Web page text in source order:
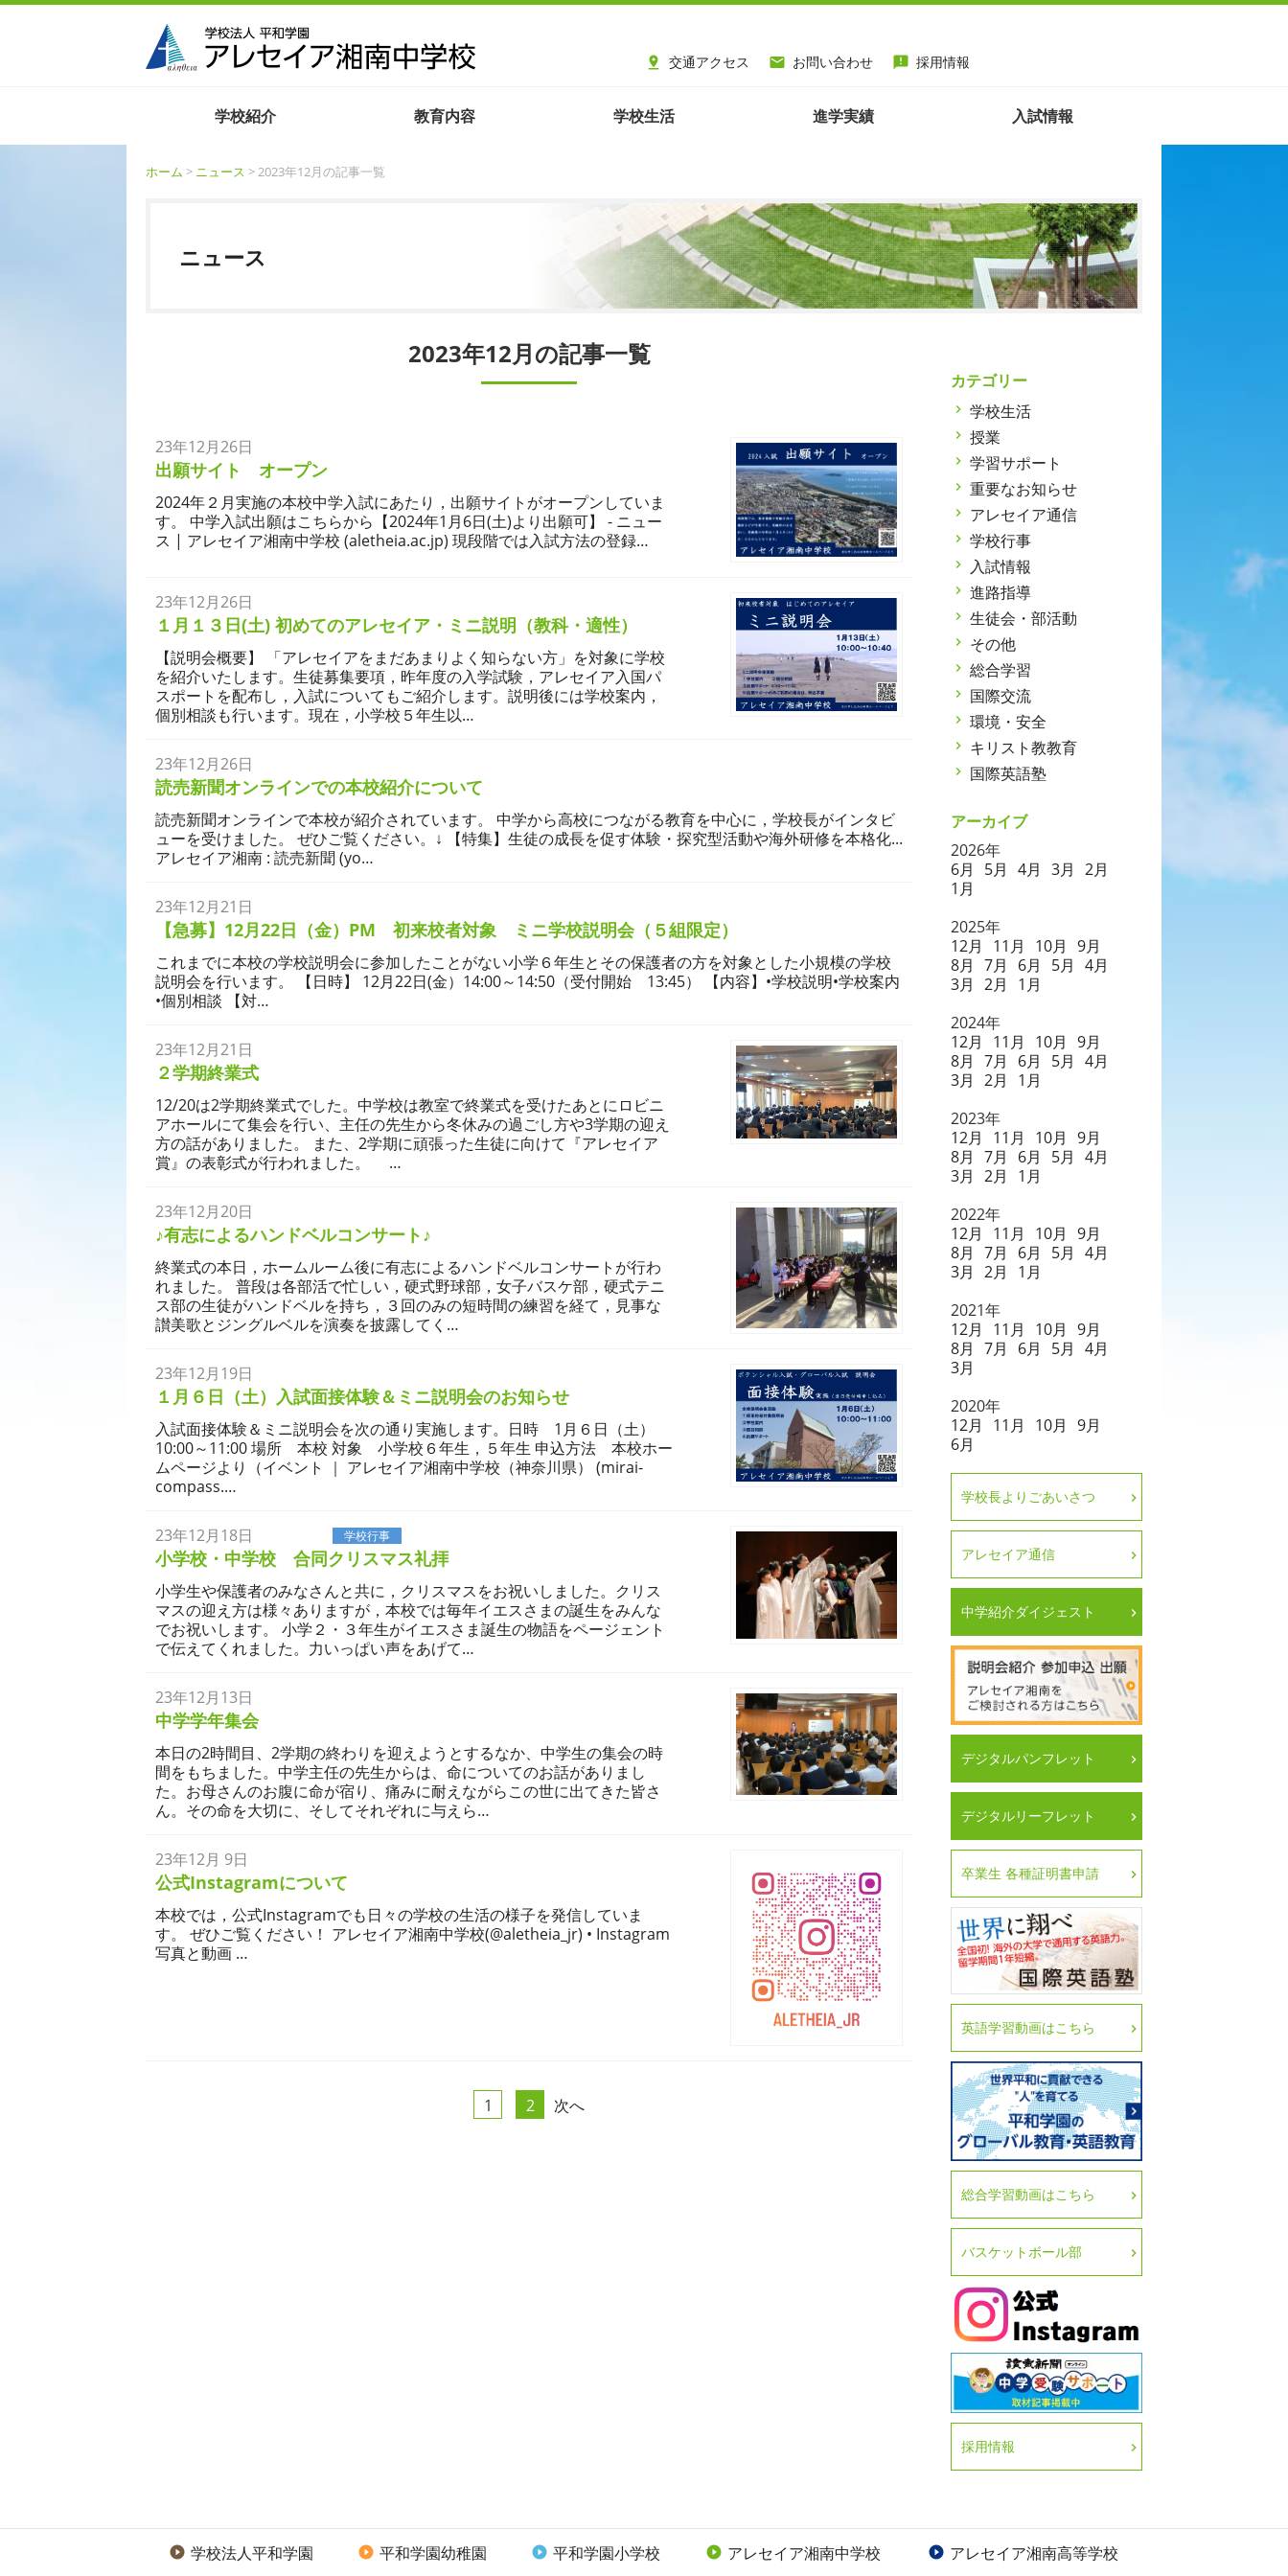
 交通アクセス  お問い合わせ announcement 採用情報
学校紹介 教育内容 学校生活 進学実績 入試情報
ホーム > ニュース > 2023年12月の記事一覧
ニュース
2023年12月の記事一覧
23年12月26日
出願サイト オープン
2024年２月実施の本校中学入試にあたり，出願サイトがオープンしていま
す。 中学入試出願はこちらから【2024年1月6日(土)より出願可】 - ニュー
ス | アレセイア湘南中学校 (aletheia.ac.jp) 現段階では入試方法の登録…
23年12月26日
１月１３日(土) 初めてのアレセイア・ミニ説明（教科・適性）
【説明会概要】 「アレセイアをまだあまりよく知らない方」を対象に学校
を紹介いたします。生徒募集要項，昨年度の入学試験，アレセイア入国パ
スポートを配布し，入試についてもご紹介します。説明後には学校案内，
個別相談も行います。現在，小学校５年生以…
23年12月26日
読売新聞オンラインでの本校紹介について
読売新聞オンラインで本校が紹介されています。 中学から高校につながる教育を中心に，学校長がインタビ
ューを受けました。 ぜひご覧ください。↓ 【特集】生徒の成長を促す体験・探究型活動や海外研修を本格化...
アレセイア湘南 : 読売新聞 (yo…
23年12月21日
【急募】12月22日（金）PM 初来校者対象 ミニ学校説明会（５組限定）
これまでに本校の学校説明会に参加したことがない小学６年生とその保護者の方を対象とした小規模の学校
説明会を行います。 【日時】 12月22日(金）14:00～14:50（受付開始 13:45） 【内容】•学校説明•学校案内
•個別相談 【対…
23年12月21日
２学期終業式
12/20は2学期終業式でした。中学校は教室で終業式を受けたあとにロビニ
アホールにて集会を行い、主任の先生から冬休みの過ごし方や3学期の迎え
方の話がありました。 また、2学期に頑張った生徒に向けて『アレセイア
賞』の表彰式が行われました。 …
23年12月20日
♪有志によるハンドベルコンサート♪
終業式の本日，ホームルーム後に有志によるハンドベルコンサートが行わ
れました。 普段は各部活で忙しい，硬式野球部，女子バスケ部，硬式テニ
ス部の生徒がハンドベルを持ち，３回のみの短時間の練習を経て，見事な
讃美歌とジングルベルを演奏を披露してく…
23年12月19日
１月６日（土）入試面接体験＆ミニ説明会のお知らせ
入試面接体験＆ミニ説明会を次の通り実施します。日時 1月６日（土）
10:00～11:00 場所 本校 対象 小学校６年生，５年生 申込方法 本校ホー
ムページより（イベント ｜ アレセイア湘南中学校（神奈川県） (mirai-
compass.…
23年12月18日 学校行事
小学校・中学校 合同クリスマス礼拝
小学生や保護者のみなさんと共に，クリスマスをお祝いしました。クリス
マスの迎え方は様々ありますが，本校では毎年イエスさまの誕生をみんな
でお祝いします。 小学２・３年生がイエスさま誕生の物語をページェント
で伝えてくれました。力いっぱい声をあげて…
23年12月13日
中学学年集会
本日の2時間目、2学期の終わりを迎えようとするなか、中学生の集会の時
間をもちました。中学主任の先生からは、命についてのお話がありまし
た。お母さんのお腹に命が宿り、痛みに耐えながらこの世に出てきた皆さ
ん。その命を大切に、そしてそれぞれに与えら…
23年12月 9日
公式Instagramについて
本校では，公式Instagramでも日々の学校の生活の様子を発信していま
す。 ぜひご覧ください！ アレセイア湘南中学校(@aletheia_jr) • Instagram
写真と動画 …
1 2 次へ
カテゴリー
学校生活
授業
学習サポート
重要なお知らせ
アレセイア通信
学校行事
入試情報
進路指導
生徒会・部活動
その他
総合学習
国際交流
環境・安全
キリスト教教育
国際英語塾
アーカイブ
2026年
6月
5月 4月 3月 2月
1月
2025年
12月
11月 10月 9月
8月 7月 6月 5月 4月
3月 2月
1月
2024年
12月
11月 10月 9月
8月 7月 6月 5月 4月
3月 2月
1月
2023年
12月
11月 10月 9月
8月 7月 6月 5月 4月
3月 2月
1月
2022年
12月
11月 10月 9月
8月 7月 6月 5月 4月
3月 2月
1月
2021年
12月
11月 10月 9月
8月 7月 6月 5月 4月
3月
2020年
12月
11月 10月 9月
6月
学校長よりごあいさつ
アレセイア通信
中学紹介ダイジェスト
デジタルパンフレット
デジタルリーフレット
卒業生 各種証明書申請
英語学習動画はこちら
総合学習動画はこちら
バスケットボール部
採用情報
 学校法人平和学園  平和学園幼稚園  平和学園小学校  アレセイア湘南中学校  アレセイア湘南高等学校